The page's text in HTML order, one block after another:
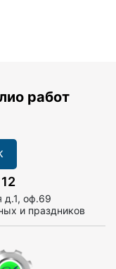
работ
д.1, оф.69
и праздников